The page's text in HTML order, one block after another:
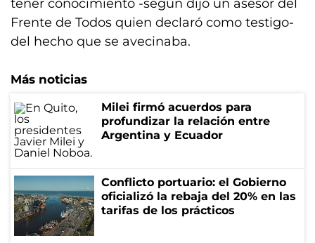
tener conocimiento -según dijo un asesor del
Frente de Todos quien declaró como testigo-
del hecho que se avecinaba.
Más noticias
Milei firmó acuerdos para
profundizar la relación entre
Argentina y Ecuador
Conflicto portuario: el Gobierno
oficializó la rebaja del 20% en las
tarifas de los prácticos